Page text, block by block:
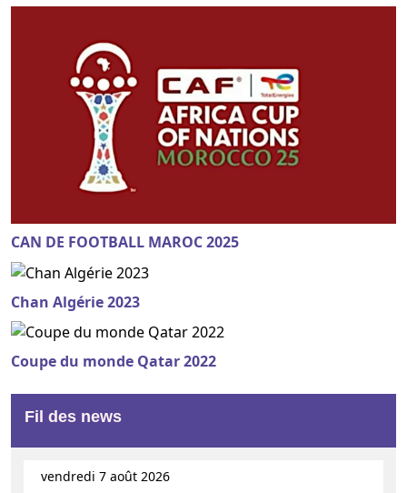
CAN DE FOOTBALL MAROC 2025
Chan Algérie 2023
Coupe du monde Qatar 2022
Fil des news
vendredi 7 août 2026